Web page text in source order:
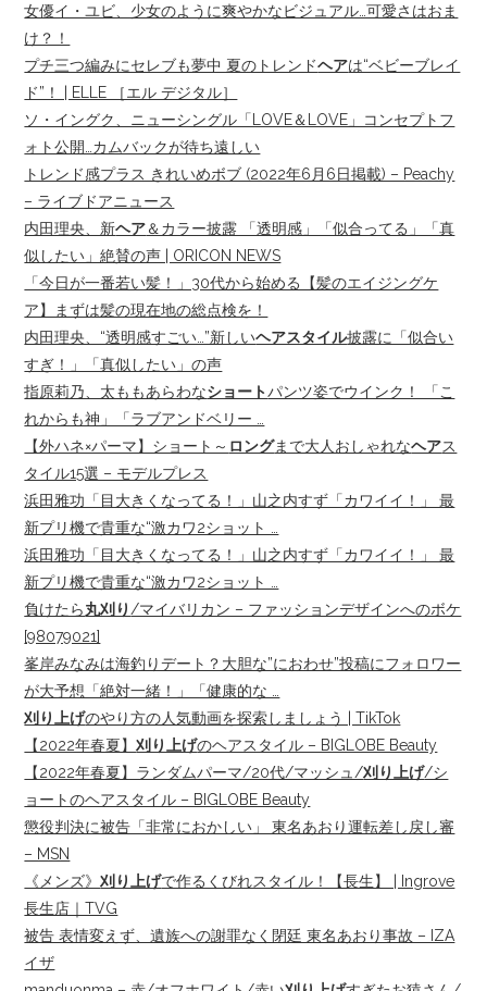
女優イ・ユビ、少女のように爽やかなビジュアル…可愛さはおま
け？！
プチ三つ編みにセレブも夢中 夏のトレンドヘアは“ベビーブレイ
ド”！ | ELLE ［エル デジタル］
ソ・イングク、ニューシングル「LOVE＆LOVE」コンセプトフ
ォト公開…カムバックが待ち遠しい
トレンド感プラス きれいめボブ (2022年6月6日掲載) – Peachy
– ライブドアニュース
内田理央、新ヘア＆カラー披露 「透明感」「似合ってる」「真
似したい」絶賛の声 | ORICON NEWS
「今日が一番若い髪！」30代から始める【髪のエイジングケ
ア】まずは髪の現在地の総点検を！
内田理央、“透明感すごい…”新しいヘアスタイル披露に「似合い
すぎ！」「真似したい」の声
指原莉乃、太ももあらわなショートパンツ姿でウインク！ 「こ
れからも神」「ラブアンドベリー …
【外ハネ×パーマ】ショート～ ロングまで大人おしゃれなヘアス
タイル15選 – モデルプレス
浜田雅功「目大きくなってる！」山之内すず「カワイイ！」 最
新プリ機で貴重な“激カワ2ショット …
浜田雅功「目大きくなってる！」山之内すず「カワイイ！」 最
新プリ機で貴重な“激カワ2ショット …
負けたら丸刈り /マイバリカン – ファッションデザインへのボケ
[98079021]
峯岸みなみは海釣りデート？大胆な”におわせ”投稿にフォロワー
が大予想「絶対一緒！」「健康的な …
刈り上げのやり方の人気動画を探索しましょう | TikTok
【2022年春夏】刈り上げのヘアスタイル – BIGLOBE Beauty
【2022年春夏】ランダムパーマ/20代/マッシュ/刈り上げ/シ
ョートのヘアスタイル – BIGLOBE Beauty
懲役判決に被告「非常におかしい」 東名あおり運転差し戻し審
– MSN
《メンズ》刈り上げで作るくびれスタイル！【長生】 | Ingrove
長生店｜TVG
被告 表情変えず、遺族への謝罪なく閉廷 東名あおり事故 – IZA
イザ